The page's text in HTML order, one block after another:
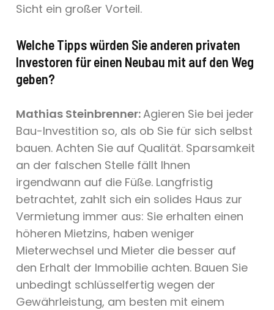
Sicht ein großer Vorteil.
Welche Tipps würden Sie anderen privaten
Investoren für einen Neubau mit auf den Weg
geben?
Mathias Steinbrenner:Agieren Sie bei jeder
Bau-Investition so, als ob Sie für sich selbst
bauen. Achten Sie auf Qualität. Sparsamkeit
an der falschen Stelle fällt Ihnen
irgendwann auf die Füße. Langfristig
betrachtet, zahlt sich ein solides Haus zur
Vermietung immer aus: Sie erhalten einen
höheren Mietzins, haben weniger
Mieterwechsel und Mieter die besser auf
den Erhalt der Immobilie achten. Bauen Sie
unbedingt schlüsselfertig wegen der
Gewährleistung, am besten mit einem